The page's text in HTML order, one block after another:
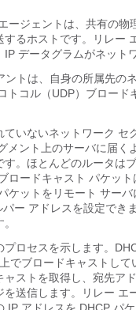
ージェントは、共有の
するホストです。リレー
データグラムがネット
ントは、自身の所属先の
トコル（UDP）ブロード
ていないネットワーク セ
メント上のサーバに届
す。ほとんどのルータは
ロードキャスト パケッ
ケットをリモート サー
ー アドレスを設定でき
プロセスを示します。
でブロードキャストし
ャストを取得し、宛先ア
を送信します。リレー